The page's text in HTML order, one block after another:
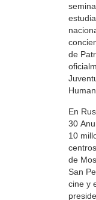
de
En
30
10
de
San
cine y